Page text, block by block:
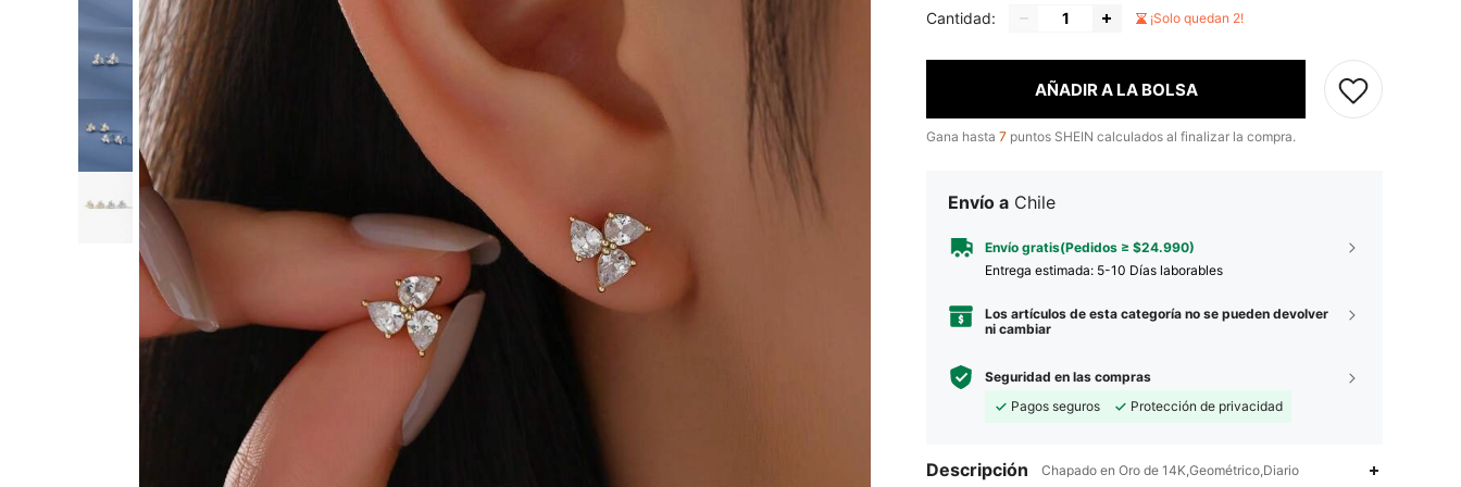
Cantidad: ¡Solo quedan 2!
AÑADIR A LA BOLSA
Gana hasta 7 puntos SHEIN calculados al finalizar la compra.
Envío a Chile
Envío gratis(Pedidos ≥ $24.990)
Entrega estimada: 5-10 Días laborables
Los artículos de esta categoría no se pueden devolver
ni cambiar
Seguridad en las compras
Pagos seguros
Protección de privacidad
Descripción Chapado en Oro de 14K,Geométrico,Diario
5,00 72 29